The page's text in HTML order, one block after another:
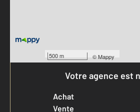
500 m ©Mappy
Votre agence est
Achat
Vente